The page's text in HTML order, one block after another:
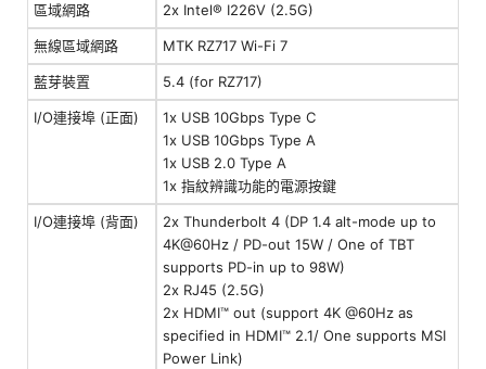
區域網路 2x Intel® I226V (2.5G)
無線區域網路 MTK RZ717 Wi-Fi 7
藍芽裝置 5.4 (for RZ717)
I/O連接埠 (正面)
1x USB 10Gbps Type C
1x USB 10Gbps Type A
1x USB 2.0 Type A
1x 指紋辨識功能的電源按鍵
I/O連接埠 (背面)
2x Thunderbolt 4 (DP 1.4 alt-mode up to
4K@60Hz / PD-out 15W / One of TBT
supports PD-in up to 98W)
2x RJ45 (2.5G)
2x HDMI™ out (support 4K @60Hz as
specified in HDMI™ 2.1/ One supports MSI
Power Link)